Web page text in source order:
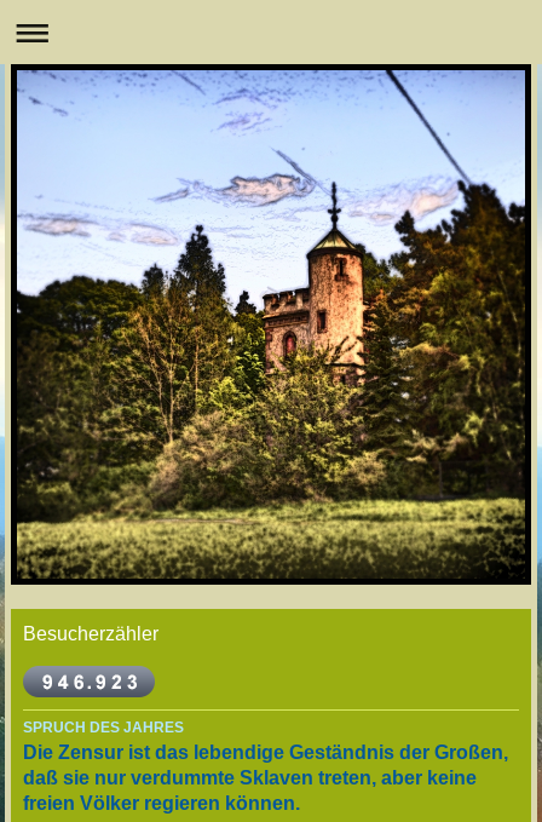
Besucherzähler
SPRUCH DES JAHRES
Die Zensur ist das lebendige Geständnis der Großen,
daß sie nur verdummte Sklaven treten, aber keine
freien Völker regieren können.